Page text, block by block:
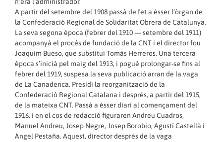
A partir del setembre del 1908 passà de fet a ésser l’òrgan de
la Confederació Regional de Solidaritat Obrera de Catalunya.
La seva segona època (febrer del 1910 — setembre del 1911)
acompanyà el procés de fundació de la CNT i el director fou
Joaquim Bueso, que substituí Tomàs Herreros. Una tercera
època s’inicià pel maig del 1913, i pogué prolongar-se fins al
febrer del 1919, suspesa la seva publicació arran de la vaga
de La Canadenca. Presidí la reorganització de la
Confederació Regional Catalana i després, a partir del 1915,
de la mateixa CNT. Passà a ésser diari al començament del
1916, i en el cos de redacció figuraren Andreu Cuadros,
Manuel Andreu, Josep Negre, Josep Borobio, Agustí Castellà i
Ángel Pestaña. Aquest, director després de la vaga